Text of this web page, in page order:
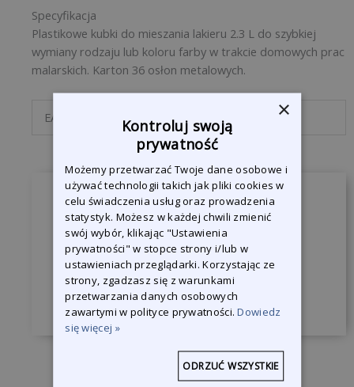
Specyfikacja
Plastikowe kubki do mieszania lakieru 2.3 L do szybkiej
wymiany rodzaju lub koloru farby w trakcie domowych prac
malarskich. Karton 36 osłon metalowych.
EAN-Code 8714247003572
Zapytaj o produkt
Jesteśmy do Państwa dyspozycji, żeby
odpowiedzieć na wszystkie pytania.
Skontaktuj się z nami
×
Kontroluj swoją
prywatność
Możemy przetwarzać Twoje dane osobowe i
używać technologii takich jak pliki cookies w
celu świadczenia usług oraz prowadzenia
statystyk. Możesz w każdej chwili zmienić
swój wybór, klikając "Ustawienia
prywatności" w stopce strony i/lub w
ustawieniach przeglądarki. Korzystając ze
strony, zgadzasz się z warunkami
przetwarzania danych osobowych
zawartymi w polityce prywatności.Dowiedz
się więcej »
ODRZUĆ WSZYSTKIE